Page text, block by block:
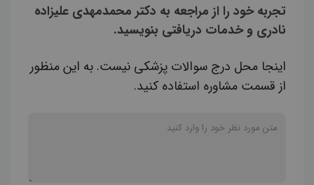
تجربه خود را از مراجعه به دکتر محمدمهدی علیزاده
نادری و خدمات دریافتی بنویسید.
اینجا محل درج سوالات پزشکی نیست. به این منظور
از قسمت مشاوره استفاده کنید.